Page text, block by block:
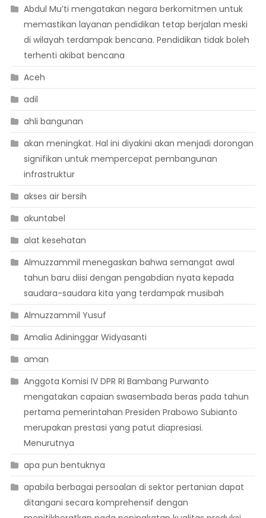
Abdul Mu’ti mengatakan negara berkomitmen untuk
memastikan layanan pendidikan tetap berjalan meski
di wilayah terdampak bencana. Pendidikan tidak boleh
terhenti akibat bencana
Aceh
adil
ahli bangunan
akan meningkat. Hal ini diyakini akan menjadi dorongan
signifikan untuk mempercepat pembangunan
infrastruktur
akses air bersih
akuntabel
alat kesehatan
Almuzzammil menegaskan bahwa semangat awal
tahun baru diisi dengan pengabdian nyata kepada
saudara-saudara kita yang terdampak musibah
Almuzzammil Yusuf
Amalia Adininggar Widyasanti
aman
Anggota Komisi IV DPR RI Bambang Purwanto
mengatakan capaian swasembada beras pada tahun
pertama pemerintahan Presiden Prabowo Subianto
merupakan prestasi yang patut diapresiasi.
Menurutnya
apa pun bentuknya
apabila berbagai persoalan di sektor pertanian dapat
ditangani secara komprehensif dengan